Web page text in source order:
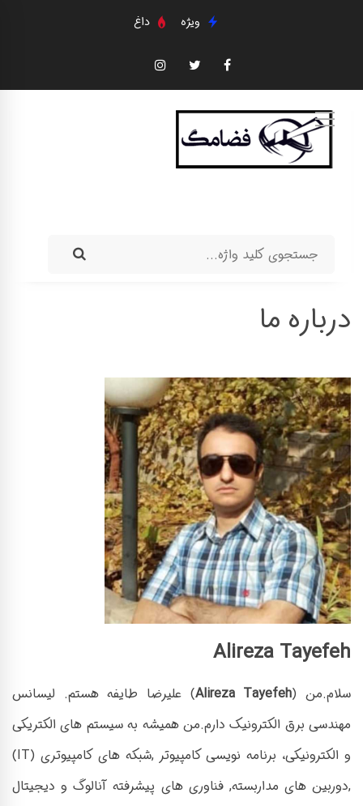
ویژه داغ
درباره ما
Alireza Tayefeh
سلام.من (Alireza Tayefeh) علیرضا طایفه هستم. لیسانس
مهندسی برق الکترونیک دارم.من همیشه به سیستم های الکتریکی
و الکترونیکی، برنامه نویسی کامپیوتر ,شبکه های کامپیوتری (IT)
,دوربین های مداربسته, فناوری های پیشرفته آنالوگ و دیجیتال